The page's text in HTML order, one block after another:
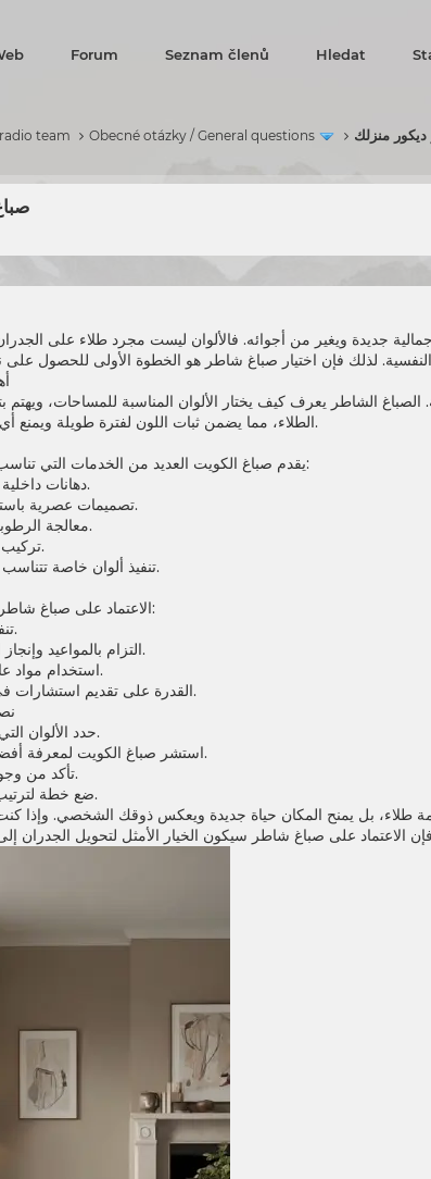
Forum Seznam členů Hledat
team Obecné otázky / General questions منزلك
جديدة ويغير من أجوائه. فالألوان ليست مجرد طلاء على
لذلك فإن اختيار صباغ شاطر
الشاطر يعرف كيف يختار الألوان المناسبة للمساحات، ويهتم
الطلاء، مما يضمن ثبات اللون لفترة طويلة ويمنع أي تشققات أو تقشير لاحقًا.
يقدم صباغ الكويت
العديد من الخدمات التي تناسب جميع الاحتياجات، ومنها:
دهانات داخلية وخارجية للمنازل والفلل.
تصميمات عصرية باستخدام الدهانات الديكورية.
معالجة الرطوبة والتشققات قبل الطلاء.
تركيب ورق جدران بجودة عالية.
تنفيذ ألوان خاصة تتناسب مع أثاث المكان وإضاءته.
الاعتماد على صباغ شاطر
يعني أنك ستحصل على:
تنفيذ احترافي بدقة متناهية.
التزام بالمواعيد وإنجاز العمل في الوقت المحدد.
استخدام مواد عالية الجودة تدوم لسنوات.
القدرة على تقديم استشارات في اختيار الألوان المناسبة.
حدد الألوان التي تناسب طبيعة كل غرفة.
استشر صباغ الكويت
لمعرفة أفضل أنواع الدهانات للمكان.
تأكد من وجود تهوية جيدة أثناء العمل.
ضع خطة لترتيب الأثاث بعد انتهاء الدهان.
طلاء، بل يمنح المكان حياة جديدة ويعكس ذوقك الشخصي. وإذا